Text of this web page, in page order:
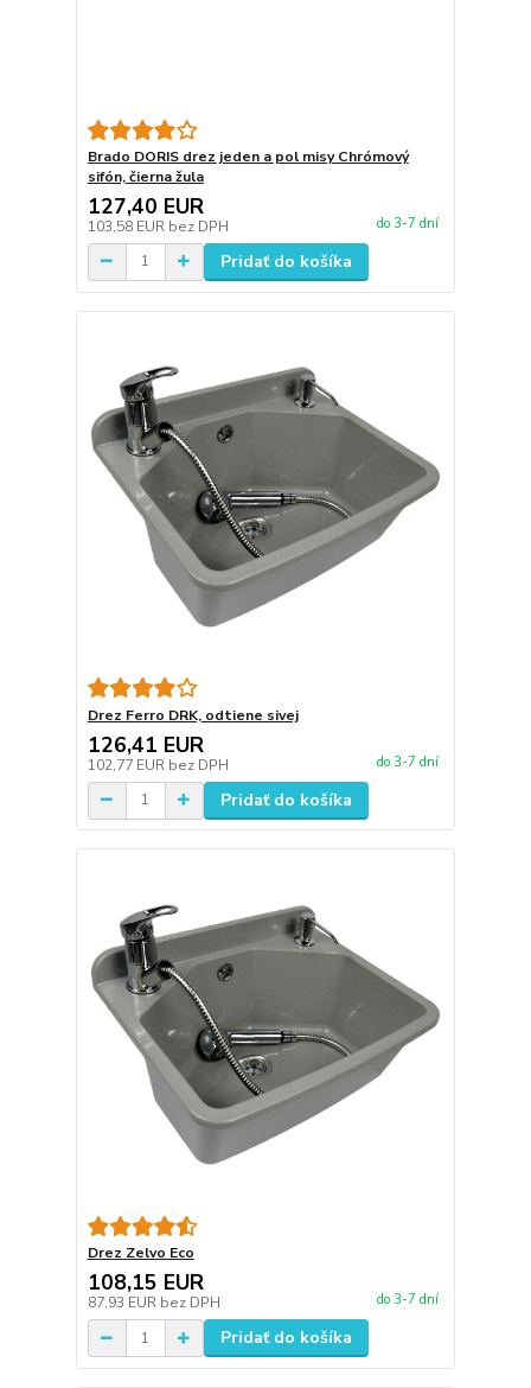
Brado DORIS drez jeden a pol misy Chrómový
sifón, čierna žula
127,40 EUR
103,58 EUR bez DPH do 3-7 dní
Pridať do košíka
Drez Ferro DRK, odtiene sivej
126,41 EUR
102,77 EUR bez DPH do 3-7 dní
Pridať do košíka
Drez Zelvo Eco
108,15 EUR
87,93 EUR bez DPH do 3-7 dní
Pridať do košíka